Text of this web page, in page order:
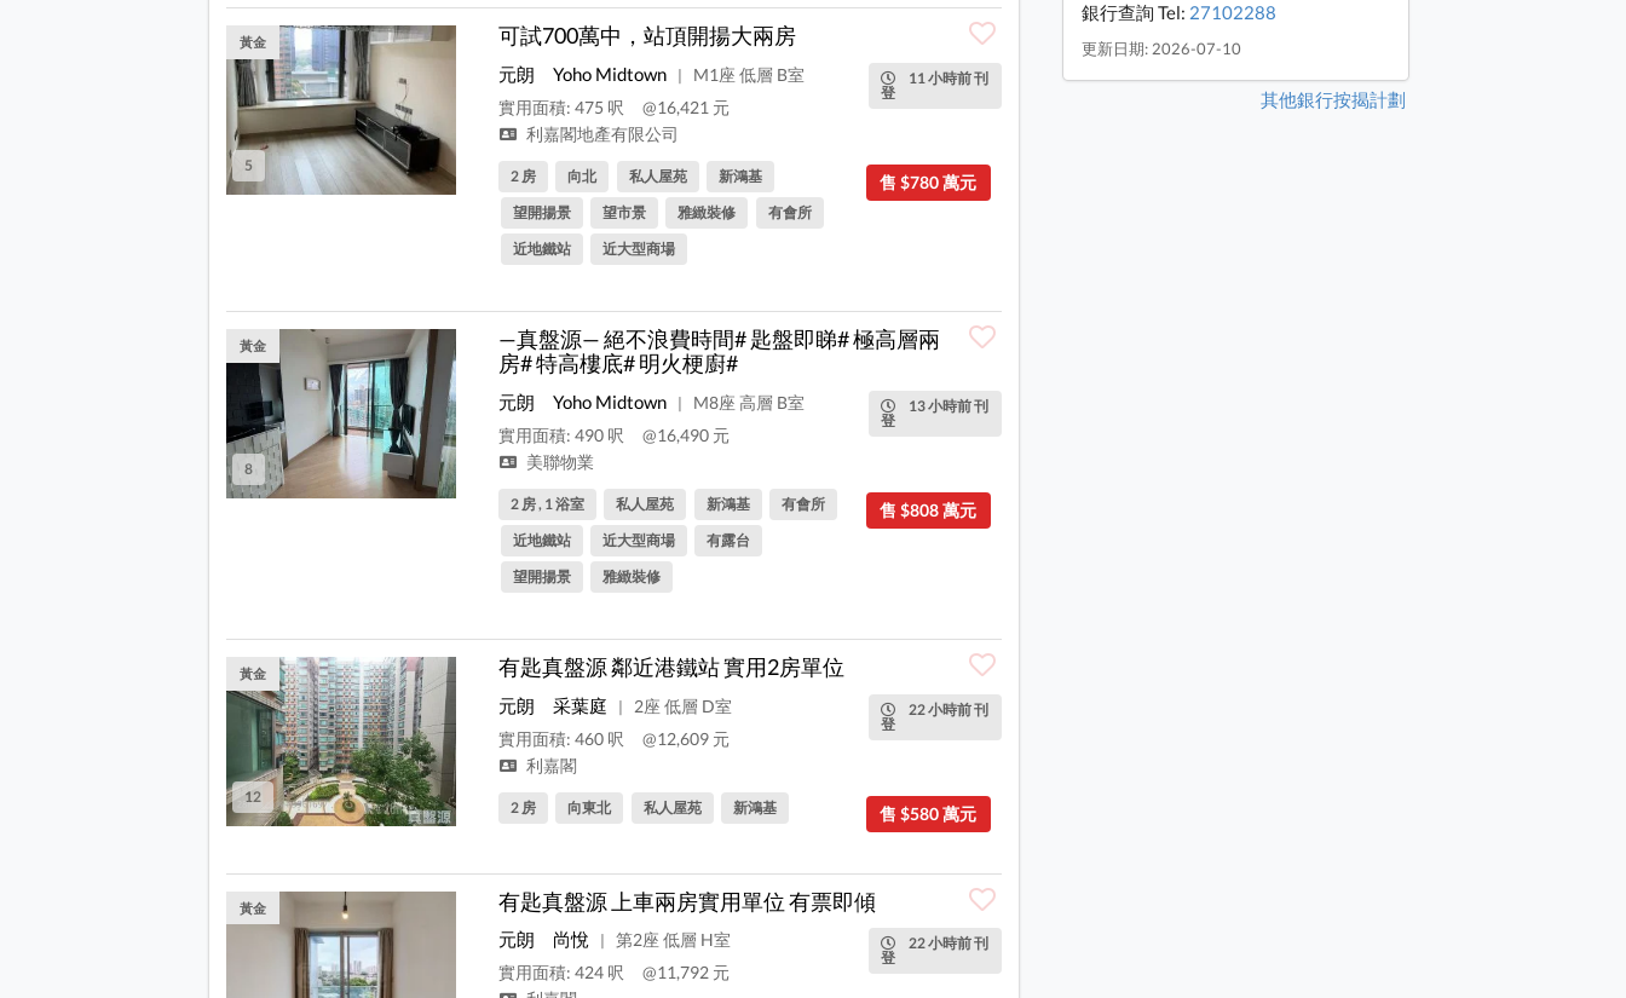
5
黃金 可試700萬中，站頂開揚大兩房
11 小時前 刊
登
元朗 Yoho Midtown |
M1座 低層 B室
實用面積: 475 呎
@16,421 元
利嘉閣地產有限公司
售 $780 萬元
2 房 向北 私人屋苑
新鴻基
望開揚景
望市景 雅緻裝修
有會所
近地鐵站
近大型商場
8
黃金
—真盤源— 絕不浪費時間# 匙盤即睇# 極高層兩
房# 特高樓底# 明火梗廚#
13 小時前 刊
登
元朗 Yoho Midtown |
M8座 高層 B室
實用面積: 490 呎
@16,490 元
美聯物業
售 $808 萬元
2 房 , 1 浴室 私人屋苑 新鴻基
有會所
近地鐵站
近大型商場
有露台
望開揚景
雅緻裝修
12
黃金 有匙真盤源 鄰近港鐵站 實用2房單位
22 小時前 刊
登
元朗 采葉庭 |
2座 低層 D室
實用面積: 460 呎
@12,609 元
利嘉閣
售 $580 萬元
2 房 向東北 私人屋苑 新鴻基
黃金 有匙真盤源 上車兩房實用單位 有票即傾
22 小時前 刊
登
元朗 尚悅 |
第2座 低層 H室
實用面積: 424 呎
@11,792 元
銀行查詢 Tel: 27102288
更新日期: 2026-07-10
其他銀行按揭計劃